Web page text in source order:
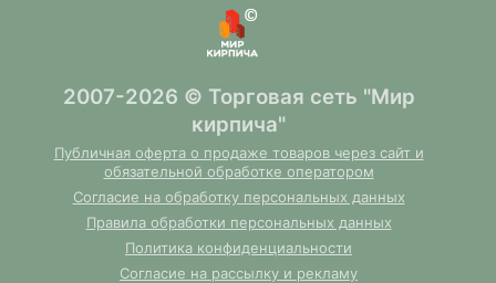
2007-2026 © Торговая сеть "Мир
кирпича"
Публичная оферта о продаже товаров через сайт и
обязательной обработке оператором
Согласие на обработку персональных данных
Правила обработки персональных данных
Политика конфиденциальности
Согласие на рассылку и рекламу